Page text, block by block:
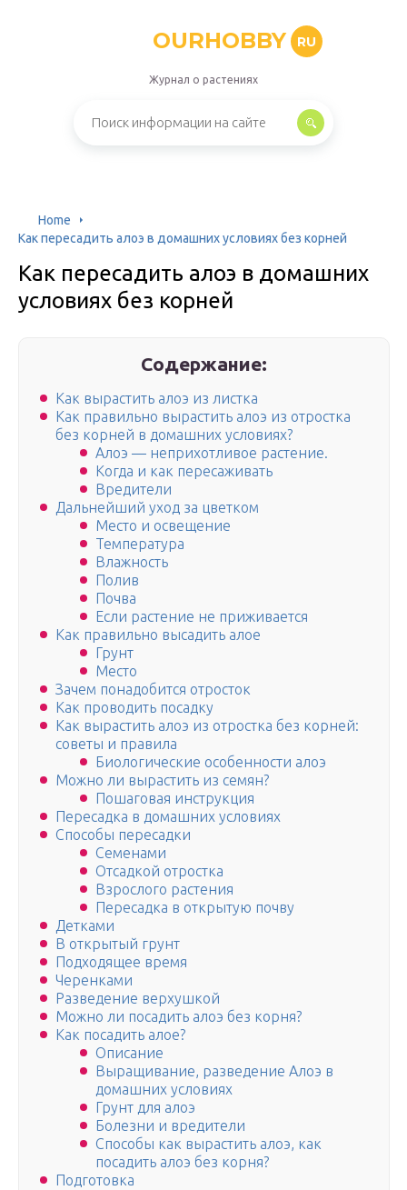
OURHOBBY RU
Журнал о растениях
Home
Как пересадить алоэ в домашних условиях без корней
Как пересадить алоэ в домашних
условиях без корней
Содержание:
Как вырастить алоэ из листка
Как правильно вырастить алоэ из отростка
без корней в домашних условиях?
Алоэ — неприхотливое растение.
Когда и как пересаживать
Вредители
Дальнейший уход за цветком
Место и освещение
Температура
Влажность
Полив
Почва
Если растение не приживается
Как правильно высадить алое
Грунт
Место
Зачем понадобится отросток
Как проводить посадку
Как вырастить алоэ из отростка без корней:
советы и правила
Биологические особенности алоэ
Можно ли вырастить из семян?
Пошаговая инструкция
Пересадка в домашних условиях
Способы пересадки
Семенами
Отсадкой отростка
Взрослого растения
Пересадка в открытую почву
Детками
В открытый грунт
Подходящее время
Черенками
Разведение верхушкой
Можно ли посадить алоэ без корня?
Как посадить алое?
Описание
Выращивание, разведение Алоэ в
домашних условиях
Грунт для алоэ
Болезни и вредители
Способы как вырастить алоэ, как
посадить алоэ без корня?
Подготовка